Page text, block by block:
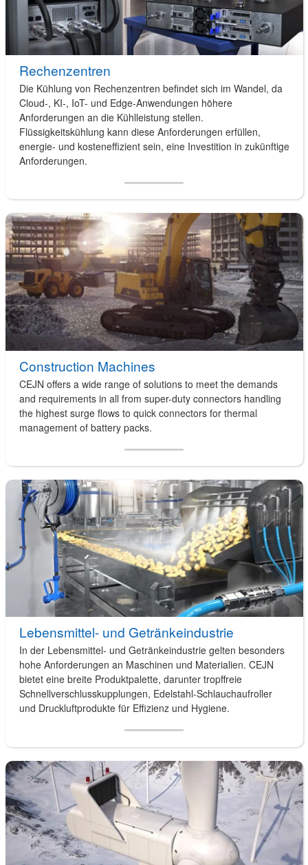
Rechenzentren
Die Kühlung von Rechenzentren befindet sich im Wandel, da
Cloud-, KI-, IoT- und Edge-Anwendungen höhere
Anforderungen an die Kühlleistung stellen.
Flüssigkeitskühlung kann diese Anforderungen erfüllen,
energie- und kosteneffizient sein, eine Investition in zukünftige
Anforderungen.
Construction Machines
CEJN offers a wide range of solutions to meet the demands
and requirements in all from super-duty connectors handling
the highest surge flows to quick connectors for thermal
management of battery packs.
Lebensmittel- und Getränkeindustrie
In der Lebensmittel- und Getränkeindustrie gelten besonders
hohe Anforderungen an Maschinen und Materialien. CEJN
bietet eine breite Produktpalette, darunter tropffreie
Schnellverschlusskupplungen, Edelstahl-Schlauchaufroller
und Druckluftprodukte für Effizienz und Hygiene.